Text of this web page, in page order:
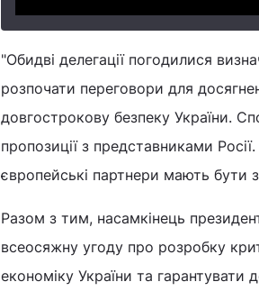
"Обидві делегації погодилися
розпочати переговори для
довгострокову безпеку України.
пропозиції з представниками
європейські партнери мають бути
Разом з тим, насамкінець
всеосяжну угоду про розробку
економіку України та гарантувати